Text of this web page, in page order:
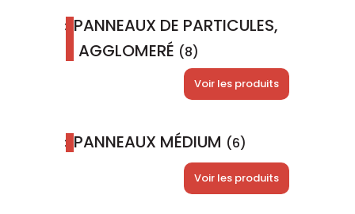
PANNEAUX DE PARTICULES,
AGGLOMERÉ (8)
Voir les produits
PANNEAUX MÉDIUM (6)
Voir les produits